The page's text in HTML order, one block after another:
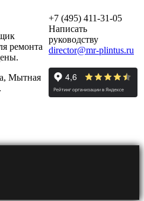
ремонта
Мытная
+7 (495) 411-31-05
Написать
руководству
director@mr-plintus.ru